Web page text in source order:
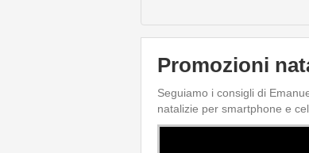
Promozioni
Seguiamo i consigli di
natalizie per smartphone e